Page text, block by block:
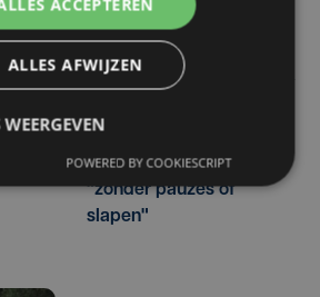
wo 5 augustus | 14:24
opnieuw wereldrecord
oceanswim verbreken:
"zonder pauzes of
slapen"
ALLES AFWIJZEN
POWERED BY COOKIESCRIPT